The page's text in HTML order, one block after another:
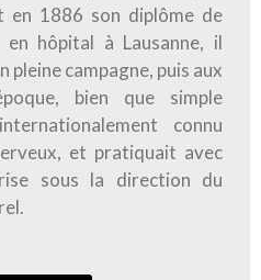
1886 son diplôme de
hôpital à Lausanne, il
pleine campagne, puis aux
bien que simple
connu
et pratiquait avec
sous la direction du